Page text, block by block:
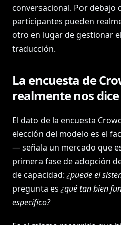
conversacional. Por debajo
participantes pueden
otro en lugar de gestionar
traducción.
La encuesta de
realmente nos dice
El dato de la encuesta
elección del modelo es el
— señala un mercado que
primera fase de adopción
de capacidad:¿puede el
pregunta es¿qué tan bien
específico?